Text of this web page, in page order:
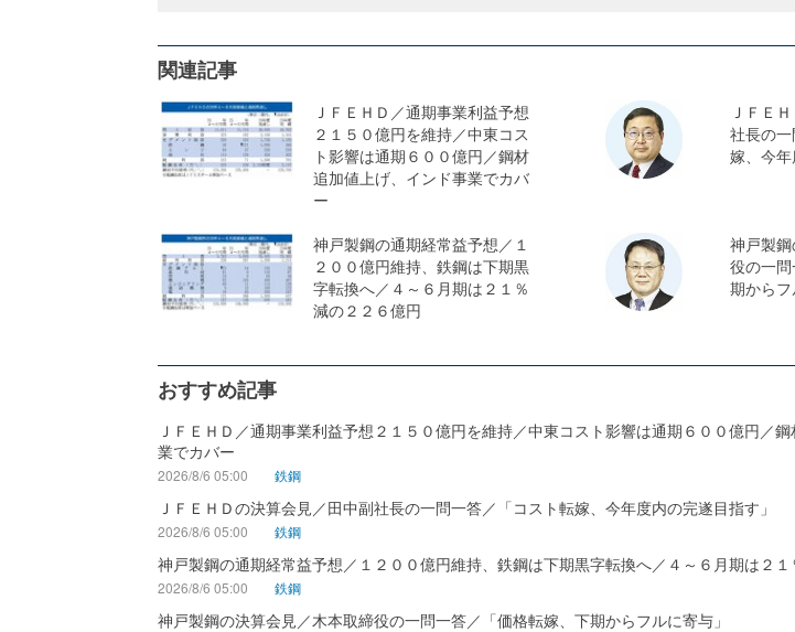
関連記事
ＪＦＥＨＤ／通期事業利益予想
２１５０億円を維持／中東コス
ト影響は通期６００億円／鋼材
追加値上げ、インド事業でカバ
ー
ＪＦＥ
社長の
嫁、今年
神戸製鋼の通期経常益予想／１
２００億円維持、鉄鋼は下期黒
字転換へ／４～６月期は２１％
減の２２６億円
神戸製
役の一
期からフ
おすすめ記事
ＪＦＥＨＤ／通期事業利益予想２１５０億円を維持／中東コスト影響は通期６００億円／
業でカバー
2026/8/6 05:00 鉄鋼
ＪＦＥＨＤの決算会見／田中副社長の一問一答／「コスト転嫁、今年度内の完遂目指す」
2026/8/6 05:00 鉄鋼
神戸製鋼の通期経常益予想／１２００億円維持、鉄鋼は下期黒字転換へ／４～６月期は２
2026/8/6 05:00 鉄鋼
神戸製鋼の決算会見／木本取締役の一問一答／「価格転嫁、下期からフルに寄与」